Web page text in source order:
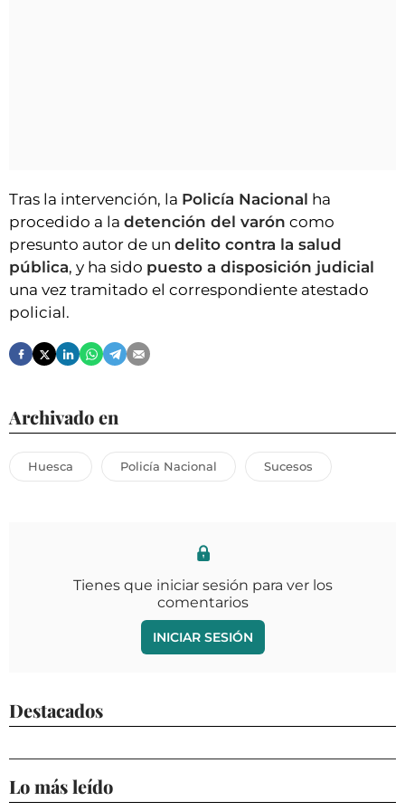
Tras la intervención, la Policía Nacional ha
procedido a la detención del varón como
presunto autor de un delito contra la salud
pública, y ha sido puesto a disposición judicial
una vez tramitado el correspondiente atestado
policial.
Archivado en
Huesca Policía Nacional Sucesos
Tienes que iniciar sesión para ver los
comentarios
INICIAR SESIÓN
Destacados
Lo más leído